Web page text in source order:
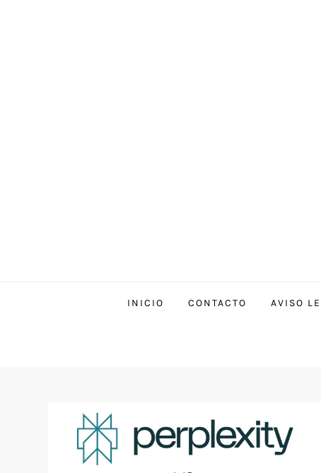
INICIO CONTACTO AVISO